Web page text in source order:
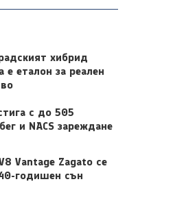
хибрид
еталон за реален
с до 505
и NACS зареждане
Vantage Zagato се
годишен сън